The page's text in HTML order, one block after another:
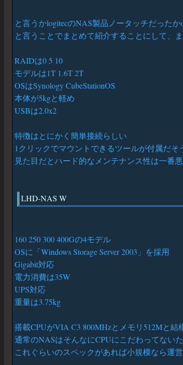
と言うかlogitecのNAS製品ノータッチだったか
と言うことでまとめて紹介することにして、
RAIDは0 5 10
モデルは1T 1.6T 2T
OSはSynology CubeStationOS
本体が5kgと軽め
USBは2.0x2
特徴はとにかく簡単接続らしい
1クリックでマウントできるツールが付属だそ
見た目だとハード的なメンテナンス性は一番
LHD-NAS W
160 250 300 400Gの4モデル
OSに「Windows Storage Server 2003」を採用
Gigabit対応
電力消費は35W
UPS対応
重量は3.75kg
搭載CPUがVIA C3 800MHzとメモリ512Mと
通常のNASはそんなにCPUにこだわってない
これぐらいのスペックがあれば小規模なら運